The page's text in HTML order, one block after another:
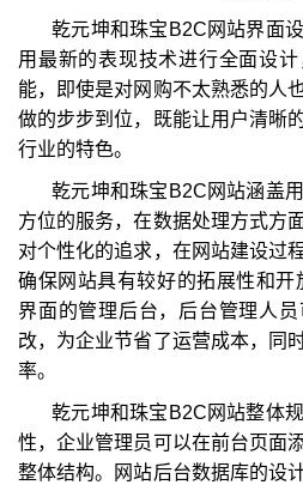
乾元坤和珠宝B2C网站界面
用最新的表现技术进行全面设
能，即使是对网购不太熟悉的人
做的步步到位，既能让用户清晰
行业的特色。
乾元坤和珠宝B2C网站涵盖
方位的服务，在数据处理方式方
对个性化的追求，在网站建设过
确保网站具有较好的拓展性和
界面的管理后台，后台管理人
改，为企业节省了运营成本，同
率。
乾元坤和珠宝B2C网站整体
性，企业管理员可以在前台页面
整体结构。网站后台数据库的设